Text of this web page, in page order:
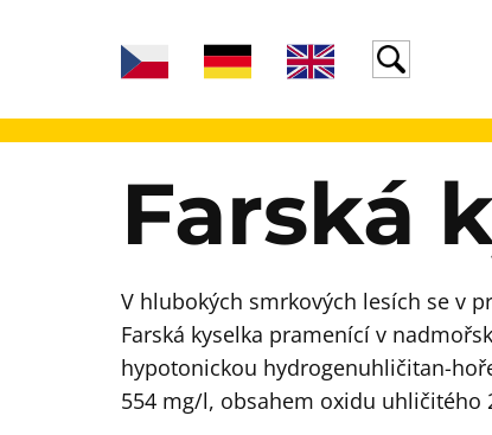
Farská
V hlubokých smrkových lesích se v
Farská kyselka pramenící v
hypotonickou hydrogenuhličitan-
554 mg/l, obsahem oxidu uhličitého